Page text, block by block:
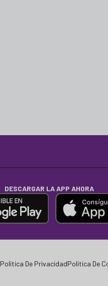
DESCARGAR LA APP AHORA
Política De PrivacidadPolítica De